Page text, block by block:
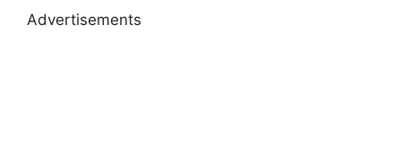
Advertisements